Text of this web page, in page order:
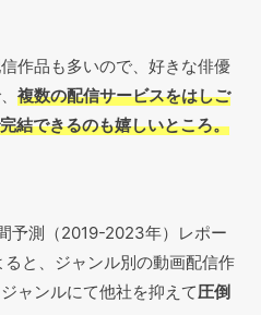
作品も多いので、好きな俳優
複数の配信サービスをはしご
結できるのも嬉しいところ。
予測（2019-2023年）レポー
と、ジャンル別の動画配信作
ャンルにて他社を抑えて圧倒